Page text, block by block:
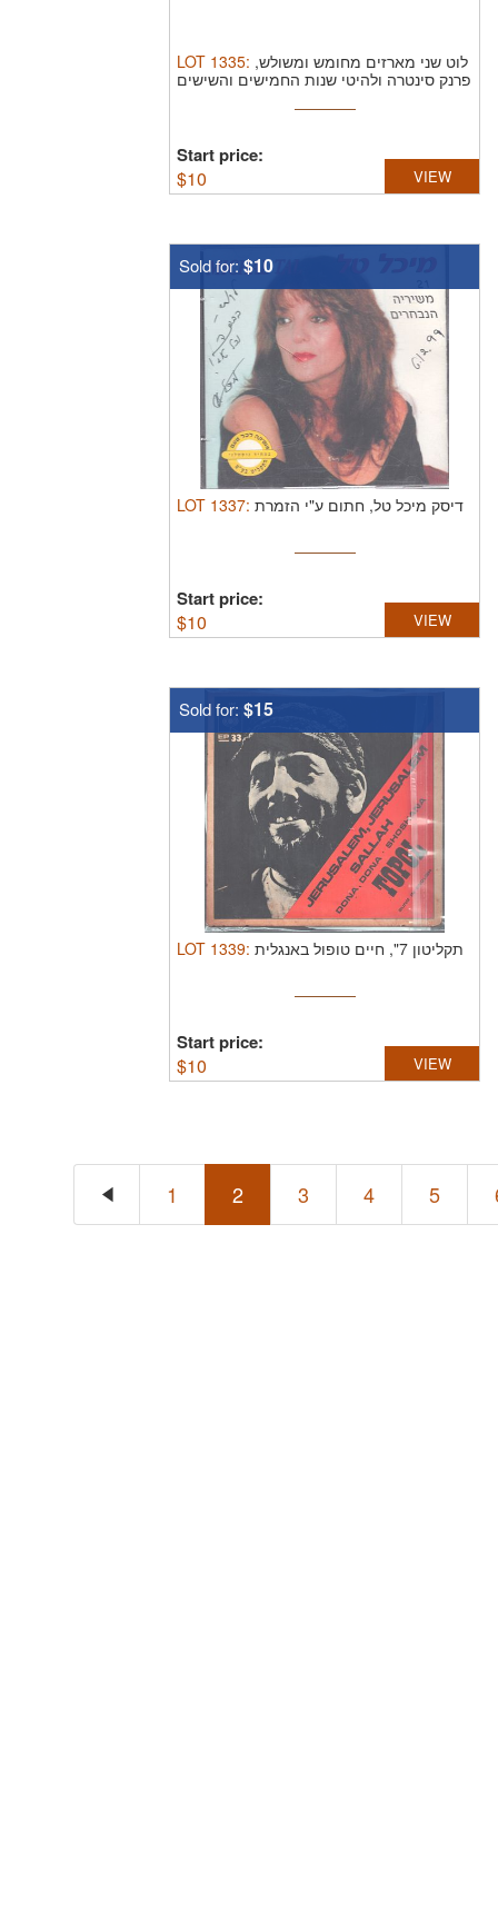
LOT 1335: לוט שני מארזים מחומש ומשולש,
פרנק סינטרה ולהיטי שנות החמישים והשישים
Start price:
$10 VIEW
Sold for: $10
LOT 1337: דיסק מיכל טל, חתום ע"י הזמרת
Start price:
$10 VIEW
Sold for: $15
LOT 1339: תקליטון 7", חיים טופול באנגלית
Start price:
$10 VIEW
1 2 3 4 5